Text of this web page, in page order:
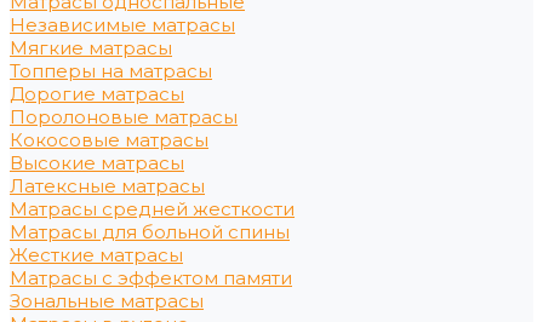
Независимые матрасы
Мягкие матрасы
Топперы на матрасы
Дорогие матрасы
Поролоновые матрасы
Кокосовые матрасы
Высокие матрасы
Латексные матрасы
Матрасы средней жесткости
Матрасы для больной спины
Жесткие матрасы
Матрасы с эффектом памяти
Зональные матрасы